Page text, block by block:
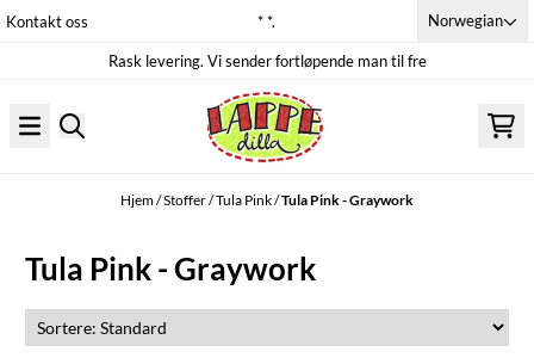
Hopp til innhold
Kontakt oss * *. Norwegian
Rask levering. Vi sender fortløpende man til fre
Hjem/Stoffer/Tula Pink/Tula Pink - Graywork
Tula Pink - Graywork